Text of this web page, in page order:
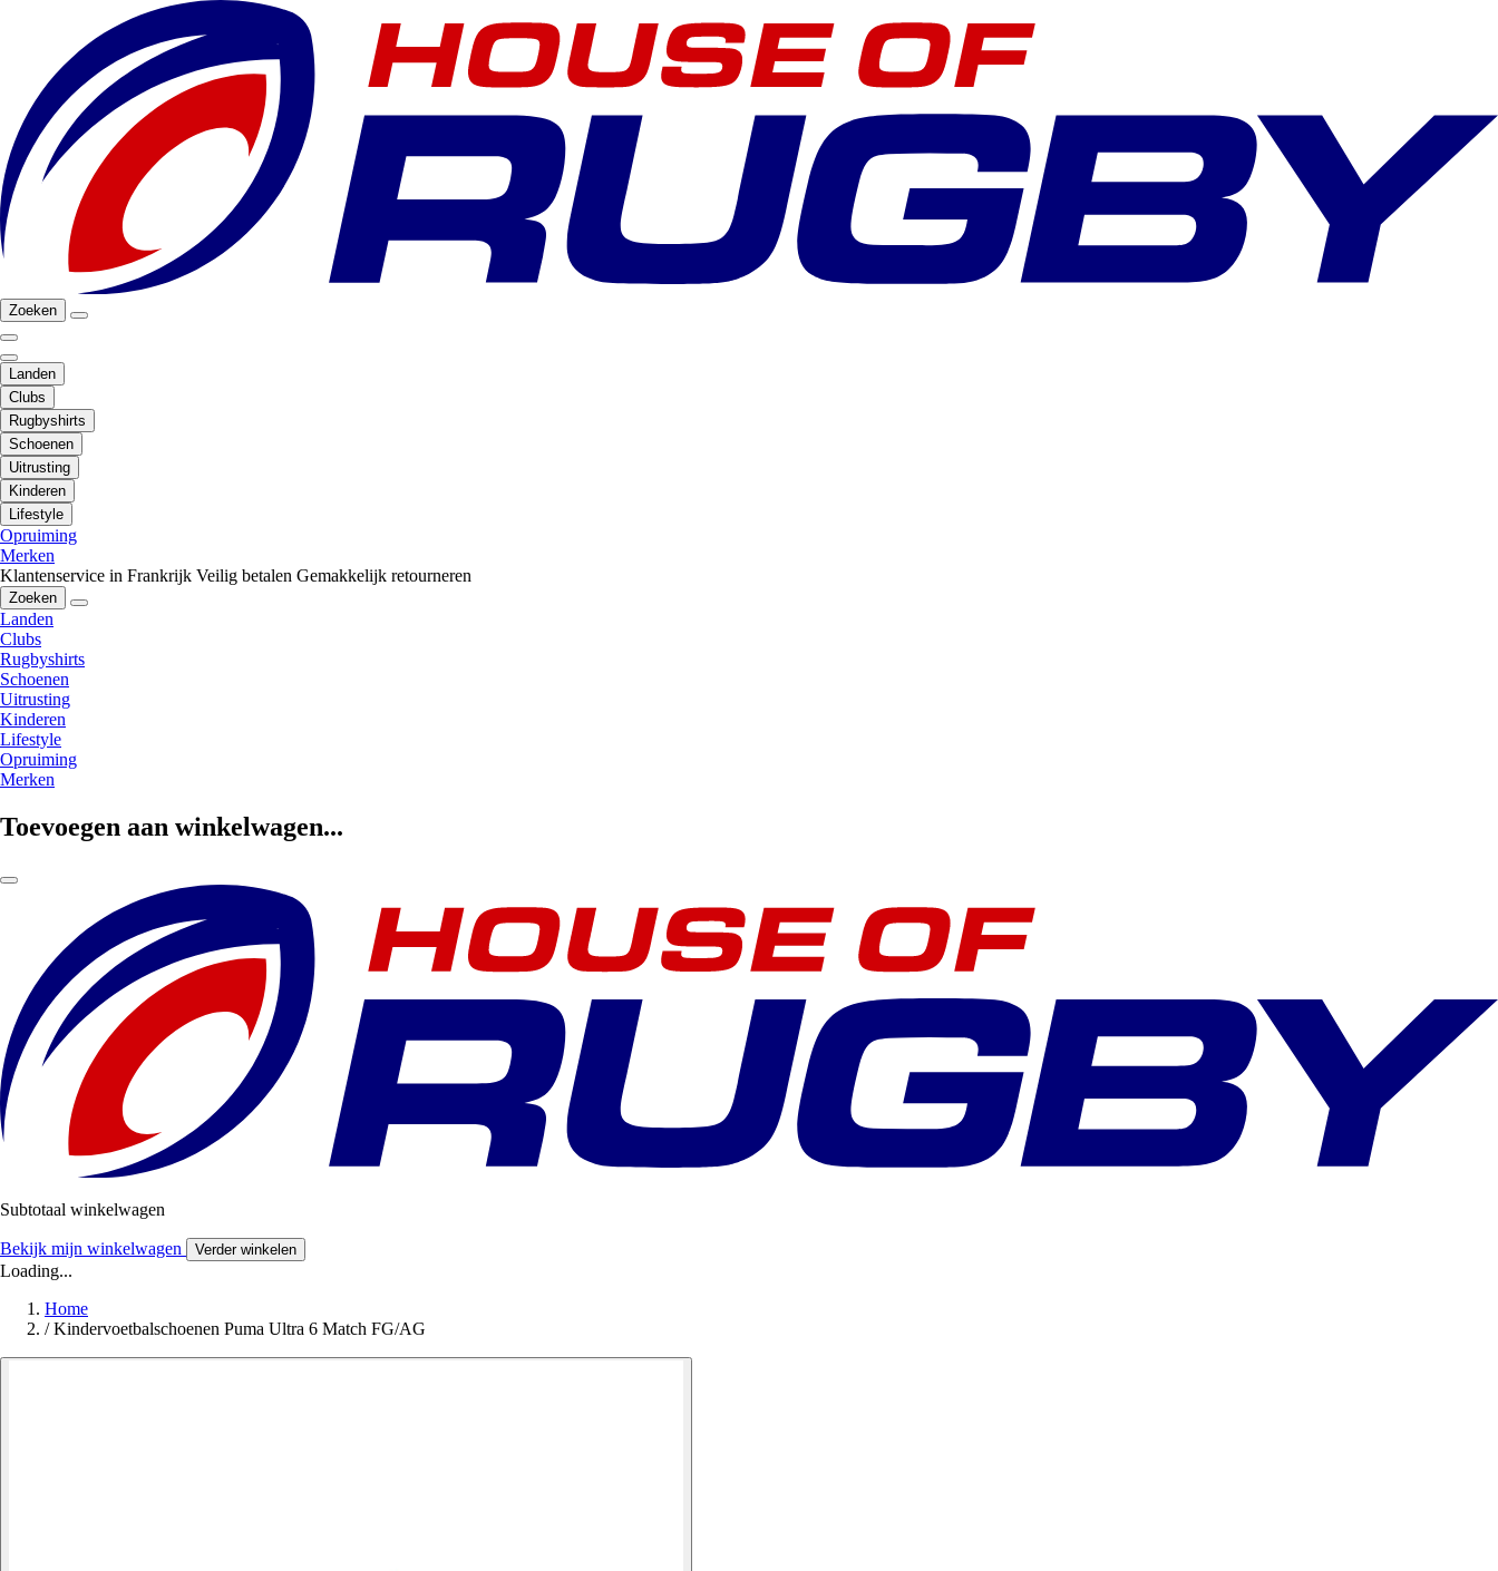
Zoeken
Landen
Clubs
Rugbyshirts
Schoenen
Uitrusting
Kinderen
Lifestyle
Opruiming
Merken
Klantenservice in Frankrijk Veilig betalen Gemakkelijk retourneren
Zoeken
Landen
Clubs
Rugbyshirts
Schoenen
Uitrusting
Kinderen
Lifestyle
Opruiming
Merken
Toevoegen aan winkelwagen...
Subtotaal winkelwagen
Bekijk mijn winkelwagen Verder winkelen
Loading...
Home
/ Kindervoetbalschoenen Puma Ultra 6 Match FG/AG